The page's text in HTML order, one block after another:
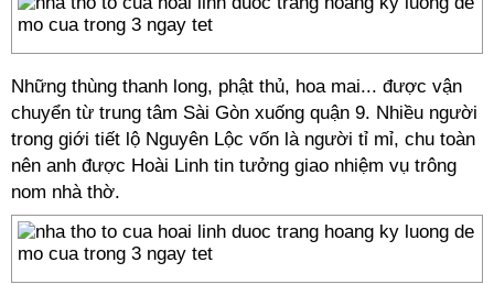
Những thùng thanh long, phật thủ, hoa mai... được vận
chuyển từ trung tâm Sài Gòn xuống quận 9. Nhiều người
trong giới tiết lộ Nguyên Lộc vốn là người tỉ mỉ, chu toàn
nên anh được Hoài Linh tin tưởng giao nhiệm vụ trông
nom nhà thờ.